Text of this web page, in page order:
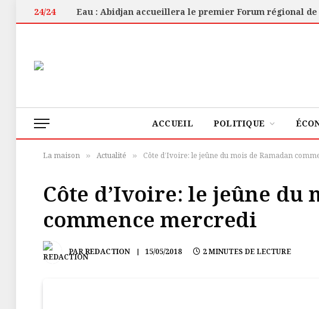
24/24
ACCUEIL POLITIQUE
La maison » Actualité » Côte d’Ivoire: le jeûne du mois de Ramadan
Côte d’Ivoire: le jeûne du
commence mercredi
PARREDACTION 15/05/2018 2 MINUTES DE LECTURE